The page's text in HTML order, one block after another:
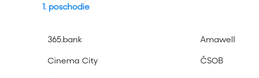
1. poschodie
365.bank Amawell
Cinema City ČSOB